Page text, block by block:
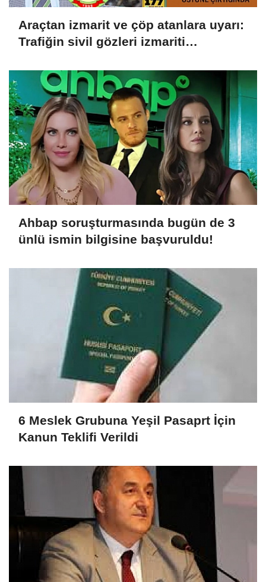
Araçtan izmarit ve çöp atanlara uyarı:
Trafiğin sivil gözleri izmariti
Ahbap soruşturmasında bugün de 3
ünlü ismin bilgisine başvuruldu!
6 Meslek Grubuna Yeşil Pasaprt İçin
Kanun Teklifi Verildi